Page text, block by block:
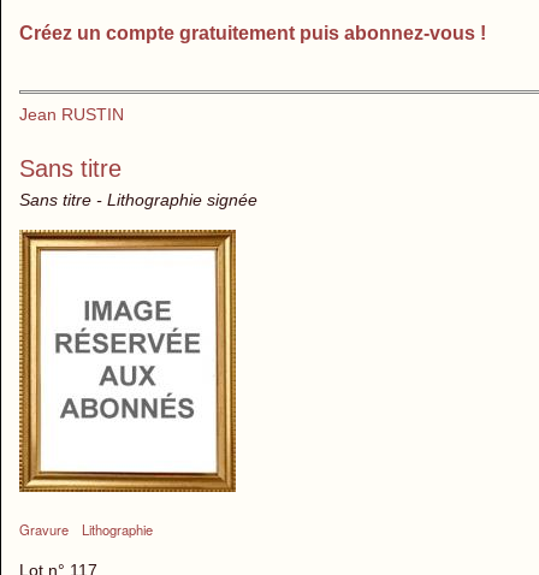
Créez un compte gratuitement puis abonnez-vous !
Jean RUSTIN
Sans titre
Sans titre - Lithographie signée
Gravure Lithographie
Lot n° 117